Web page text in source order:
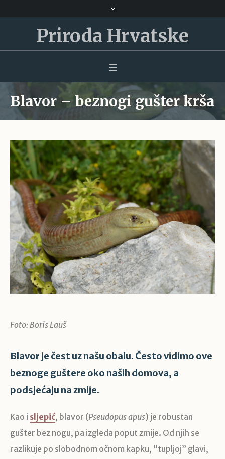
Priroda Hrvatske
Blavor – beznogi gušter krša
Foto: Boris Lauš
Blavor je čest uz našu obalu. Često vidimo ove
beznoge guštere oko naših domova, a
podsjećaju na zmije.
Kao i sljepić, blavor (Pseudopus apus) je robustan
gušter bez nogu, pa izgleda poput zmije. Od njih se
razlikuje po slobodnom očnom kapku, “tupljoj” glavi,